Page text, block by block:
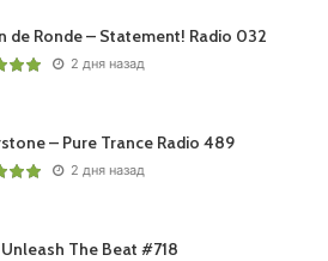
оценка: 4.5 ( votes)
de Ronde – Statement! Radio 032
2 дня назад
– Pure Trance Radio 489
2 дня назад
Unleash The Beat #718